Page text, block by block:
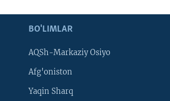
BO'LIMLAR
AQSh-Markaziy Osiyo
Afg'oniston
Yaqin Sharq